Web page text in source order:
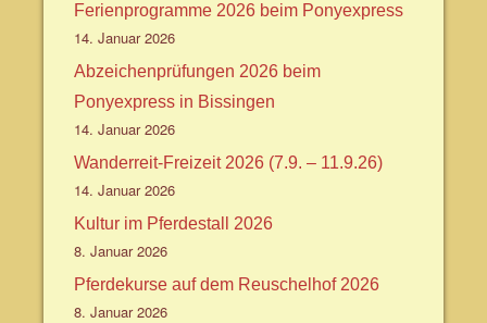
Ferienprogramme 2026 beim Ponyexpress
14. Januar 2026
Abzeichenprüfungen 2026 beim
Ponyexpress in Bissingen
14. Januar 2026
Wanderreit-Freizeit 2026 (7.9. – 11.9.26)
14. Januar 2026
Kultur im Pferdestall 2026
8. Januar 2026
Pferdekurse auf dem Reuschelhof 2026
8. Januar 2026